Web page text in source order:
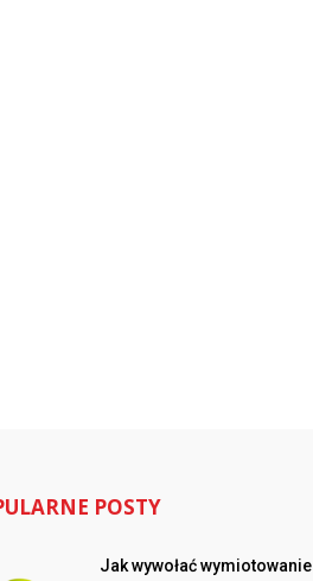
POSTY
Jak wywołać wymiotowanie